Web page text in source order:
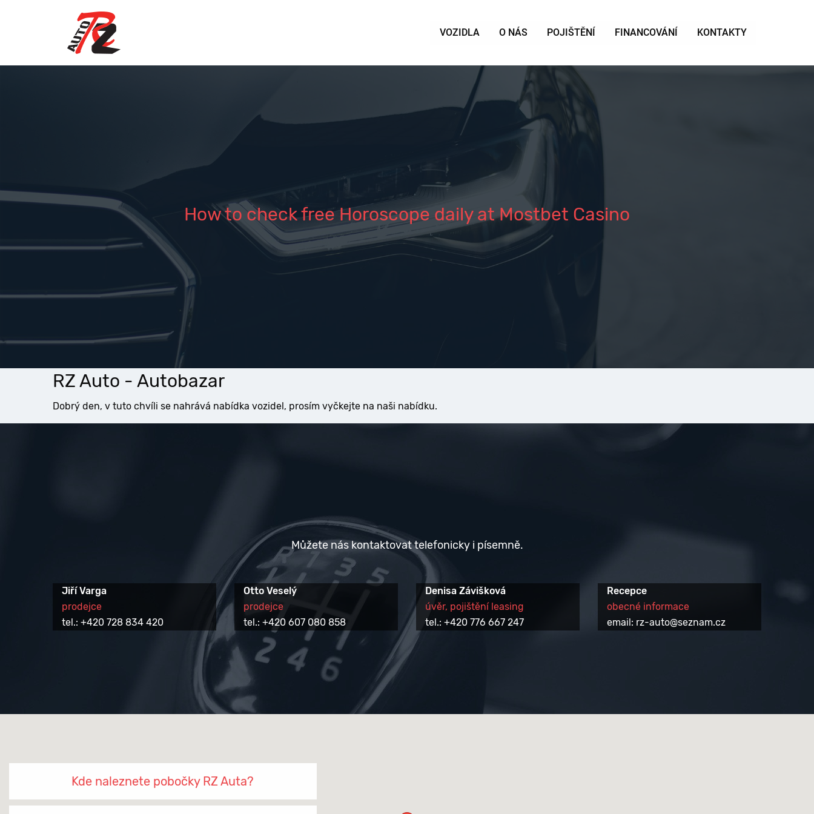
VOZIDLA O NÁS POJIŠTĚNÍ FINANCOVÁNÍ KONTAKTY
How to check free Horoscope daily at Mostbet Casino
RZ Auto - Autobazar
Dobrý den, v tuto chvíli se nahrává nabídka vozidel, prosím vyčkejte na naši nabídku.
Můžete nás kontaktovat telefonicky i písemně.
Jiří Varga
prodejce
tel.: +420 728 834 420
Otto Veselý
prodejce
tel.: +420 607 080 858
Denisa Závišková
úvěr, pojištění leasing
tel.: +420 776 667 247
Recepce
obecné informace
email: rz-auto@seznam.cz
Kde naleznete pobočky RZ Auta?